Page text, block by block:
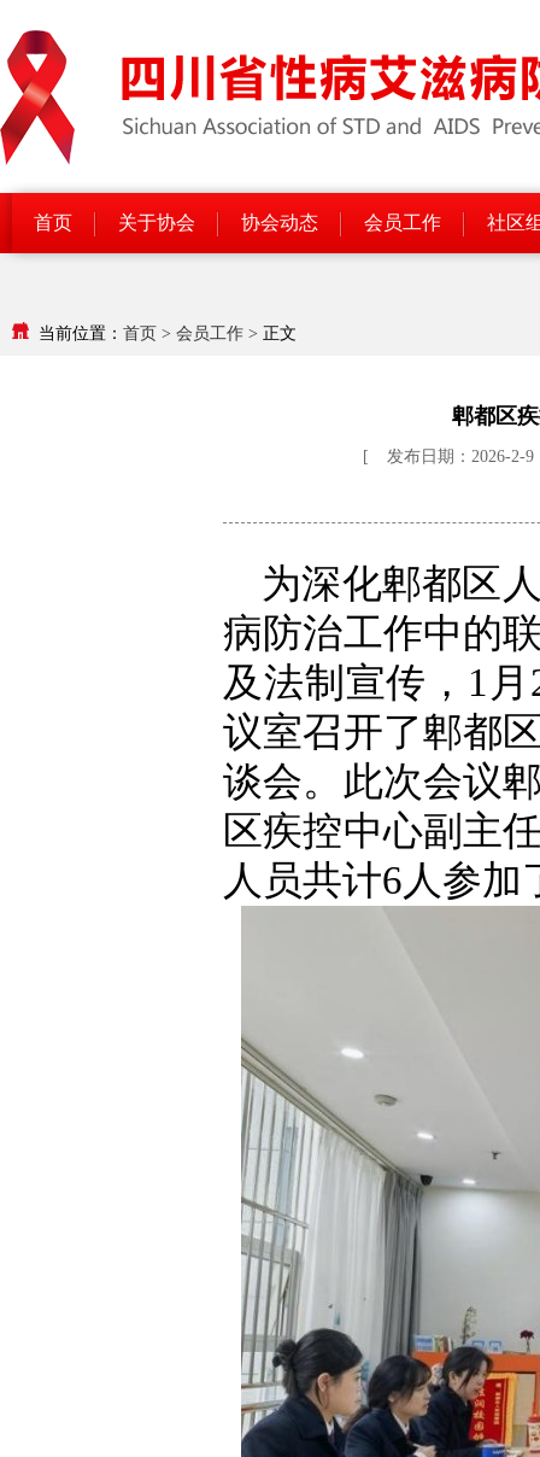
首页 关于协会 协会动态 会员工作 社区
当前位置： 首页 > 会员工作 > 正文
郫都区
[ 发布日期：2026-2-9
为深化郫都区
病防治工作中的
及法制宣传，1
议室召开了郫都
谈会。此次会议
区疾控中心副主
人员共计6人参